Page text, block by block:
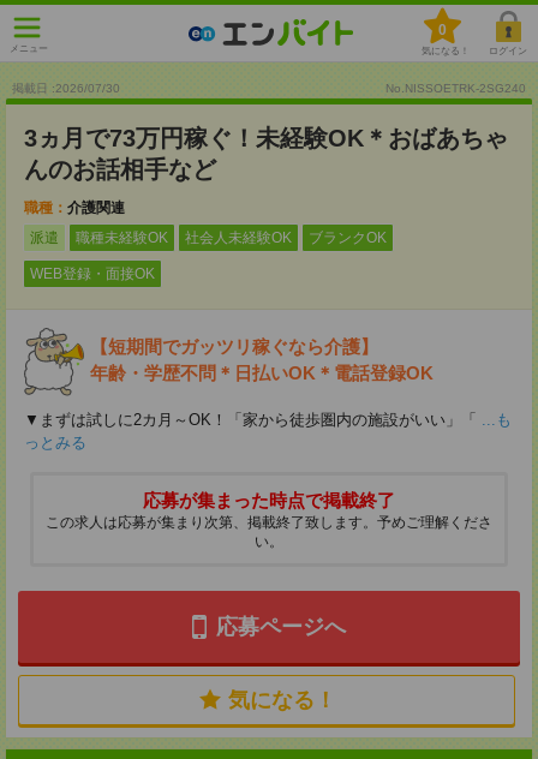
メニュー
0
気になる！ ログイン
掲載日 :2026/07/30 No.NISSOETRK-2SG240
3ヵ月で73万円稼ぐ！未経験OK＊おばあちゃ
んのお話相手など
職種： 介護関連
派遣
職種未経験OK 社会人未経験OK ブランクOK
WEB登録・面接OK
【短期間でガッツリ稼ぐなら介護】
年齢・学歴不問＊日払いOK＊電話登録OK
▼まずは試しに2カ月～OK！「家から徒歩圏内の施設がいい」「 ...も
っとみる
応募が集まった時点で掲載終了
この求人は応募が集まり次第、掲載終了致します。予めご理解くださ
い。
応募ページへ
気になる！